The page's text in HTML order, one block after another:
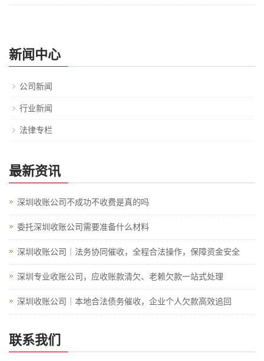
新闻中心
公司新闻
行业新闻
法律专栏
最新资讯
深圳收账公司不成功不收费是真的吗
委托深圳收账公司需要准备什么材料
深圳收账公司｜法务协同催收，全程合法操作，保障资金安全
深圳专业收账公司，应收账款清欠、老赖欠款一站式处理
深圳收账公司｜本地合法债务催收，企业个人欠款高效追回
联系我们